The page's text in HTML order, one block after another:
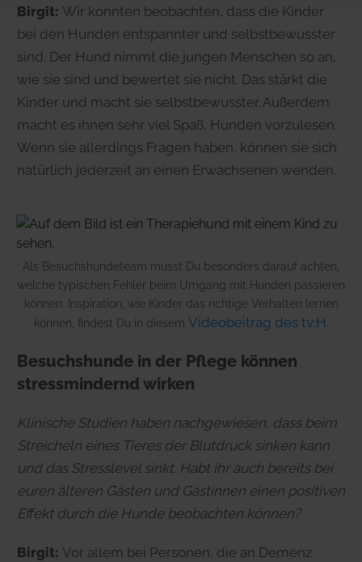
Birgit: Wir konnten beobachten, dass die Kinder
bei den Hunden entspannter und selbstbewusster
sind. Der Hund nimmt die jungen Menschen so an,
wie sie sind und bewertet sie nicht. Das stärkt die
Kinder und macht sie selbstbewusster. Außerdem
macht es ihnen sehr viel Spaß, Hunden vorzulesen.
Wenn sie allerdings Fragen haben, können sie sich
natürlich jederzeit an einen Erwachsenen wenden.
Als Besuchshundeteam musst Du besonders darauf achten,
welche typischen Fehler beim Umgang mit Hunden passieren
können. Inspiration, wie Kinder das richtige Verhalten lernen
können, findest Du in diesem Videobeitrag des tv:H
Besuchshunde in der Pflege können
stressmindernd wirken
Klinische Studien haben nachgewiesen, dass beim
Streicheln eines Tieres der Blutdruck sinken kann
und das Stresslevel sinkt. Habt ihr auch bereits bei
euren älteren Gästen und Gästinnen einen positiven
Effekt durch die Hunde beobachten können?
Birgit: Vor allem bei Personen, die an Demenz